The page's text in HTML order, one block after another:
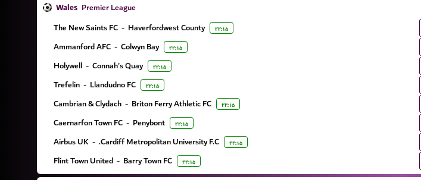
Wales Premier League
The New Saints FC - Haverfordwest County ۲۲:۱۵
Ammanford AFC - Colwyn Bay ۲۲:۱۵
Holywell - Connah's Quay ۲۲:۱۵
Trefelin - Llandudno FC ۲۲:۱۵
Cambrian & Clydach - Briton Ferry Athletic FC ۲۲:۱۵
Caernarfon Town FC - Penybont ۲۲:۱۵
Airbus UK - Cardiff Metropolitan University F.C. ۲۲:۱۵
Flint Town United - Barry Town FC ۲۲:۱۵